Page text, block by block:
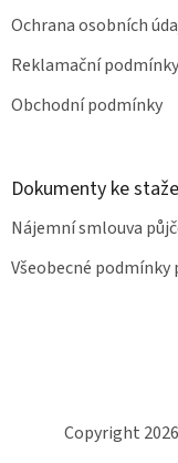
Ochrana osobních
Reklamační podmínky
Obchodní podmínky
Dokumenty ke
Nájemní smlouva
Všeobecné podmínky
Copyright 2026